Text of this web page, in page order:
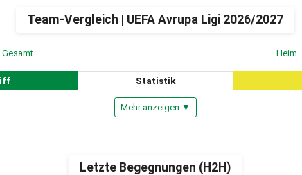
Team-Vergleich | UEFA Avrupa Ligi 2026/2027
Gesamt Heim
Statistik
Mehr anzeigen ▼
Letzte Begegnungen (H2H)